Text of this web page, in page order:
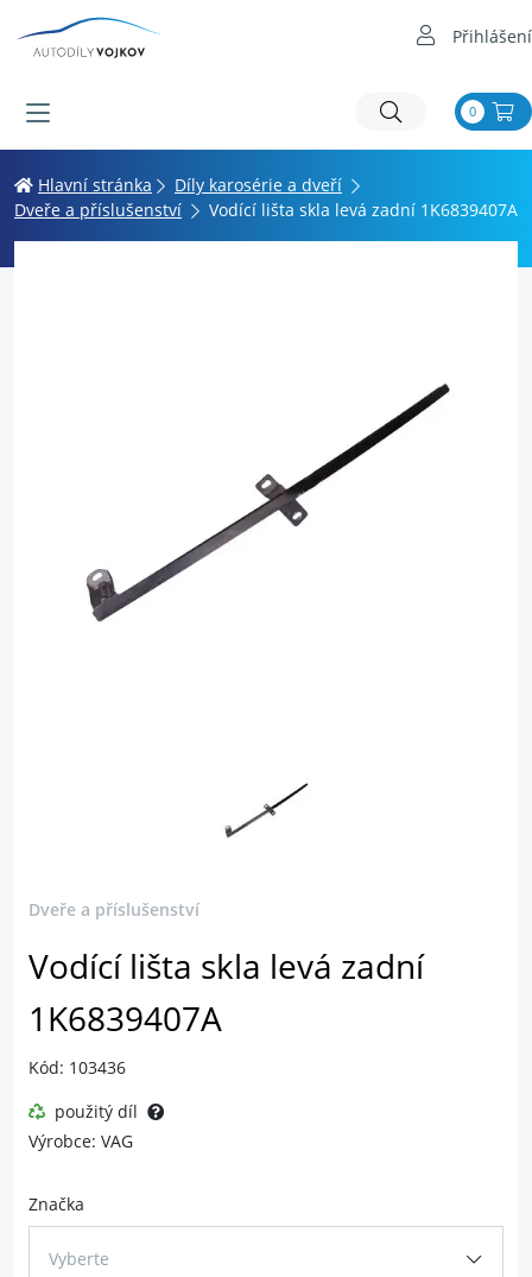
Přihlášení
0
Hlavní stránka
Díly karosérie a dveří
Dveře a příslušenství
Vodící lišta skla levá zadní 1K6839407A
Dveře a příslušenství
Vodící lišta skla levá zadní
1K6839407A
Kód: 103436
použitý díl
Výrobce: VAG
Značka
Vyberte